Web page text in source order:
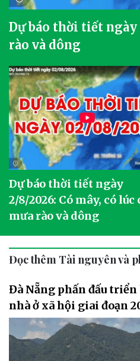
Dự báo thời tiết ngày
rào và dông
Dự báo thời tiết ngày
2/8/2026: Có mây, có lúc
mưa rào và dông
Đọc thêm Tài nguyên và
Đà Nẵng phấn đấu
nhà ở xã hội giai đoạn